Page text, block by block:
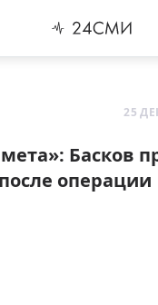
25
Басков
операции